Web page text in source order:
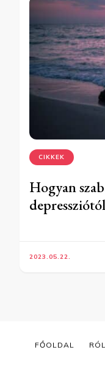
CIKKEK
Hogyan
2023.05.22.
FŐOLDAL